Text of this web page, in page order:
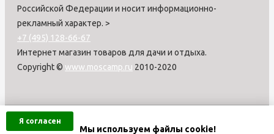
Я согласен
Мы используем файлы cookie!
Российской Федерации и носит информационно-
рекламный характер. >
+7 (495) 128-66-67
Интернет магазин товаров для дачи и отдыха.
Copyright © www.moscamp.ru 2010-2020